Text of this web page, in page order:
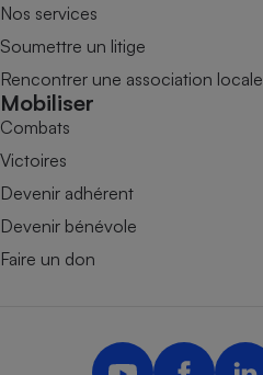
Nos services
Soumettre un litige
Rencontrer une association locale
Mobiliser
Combats
Victoires
Devenir adhérent
Devenir bénévole
Faire un don